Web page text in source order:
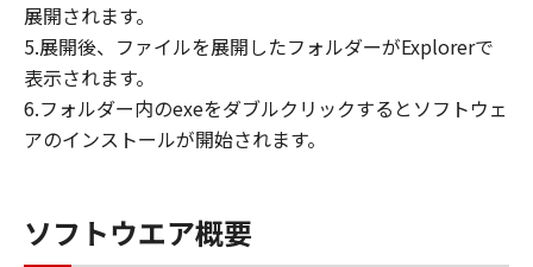
展開されます。
5.展開後、ファイルを展開したフォルダーがExplorerで
表示されます。
6.フォルダー内のexeをダブルクリックするとソフトウェ
アのインストールが開始されます。
ソフトウエア概要